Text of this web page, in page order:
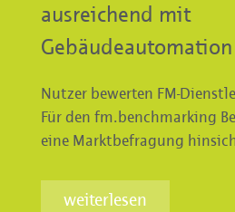
ausreichend mit
Nutzer bewerten FM-
Für den fm.benchmarking
eine Marktbefragung
weiterlesen